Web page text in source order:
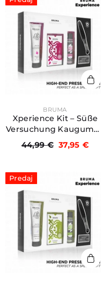
BRUMA
Xperience Kit – Süße
Versuchung Kaugummi
(mit Orgasmus-Booster)
44,99 € 37,95 €
Predaj